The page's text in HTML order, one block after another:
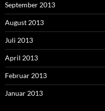
September 2013
August 2013
Juli 2013
April 2013
Februar 2013
Januar 2013